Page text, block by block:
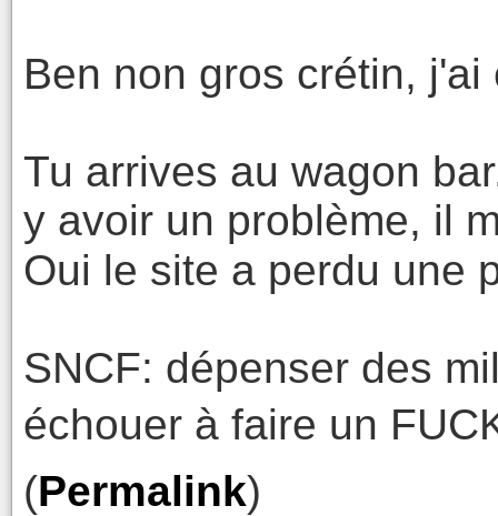
Ben non gros crétin,
Tu arrives au wagon
y avoir un problème, il
Oui le site a perdu une
SNCF: dépenser des
échouer à faire un
(Permalink)